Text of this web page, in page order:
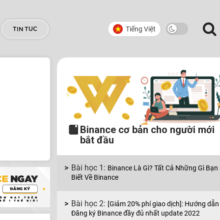
TIN TUC Tiếng Việt
Binance cơ bản cho người mới
bắt đầu
Binance Là Gì? Tất Cả Những Gì Bạn
Biết Về Binance
[Giảm 20% phí giao dịch]: Hướng dẫn
Đăng ký Binance đầy đủ nhất update 2022